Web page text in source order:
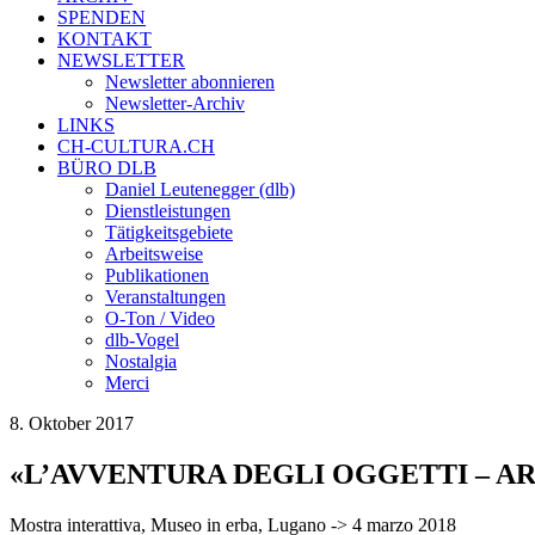
SPENDEN
KONTAKT
NEWSLETTER
Newsletter abonnieren
Newsletter-Archiv
LINKS
CH-CULTURA.CH
BÜRO DLB
Daniel Leutenegger (dlb)
Dienstleistungen
Tätigkeitsgebiete
Arbeitsweise
Publikationen
Veranstaltungen
O-Ton / Video
dlb-Vogel
Nostalgia
Merci
8. Oktober 2017
«L’AVVENTURA DEGLI OGGETTI –
Mostra interattiva, Museo in erba, Lugano -> 4 marzo 2018